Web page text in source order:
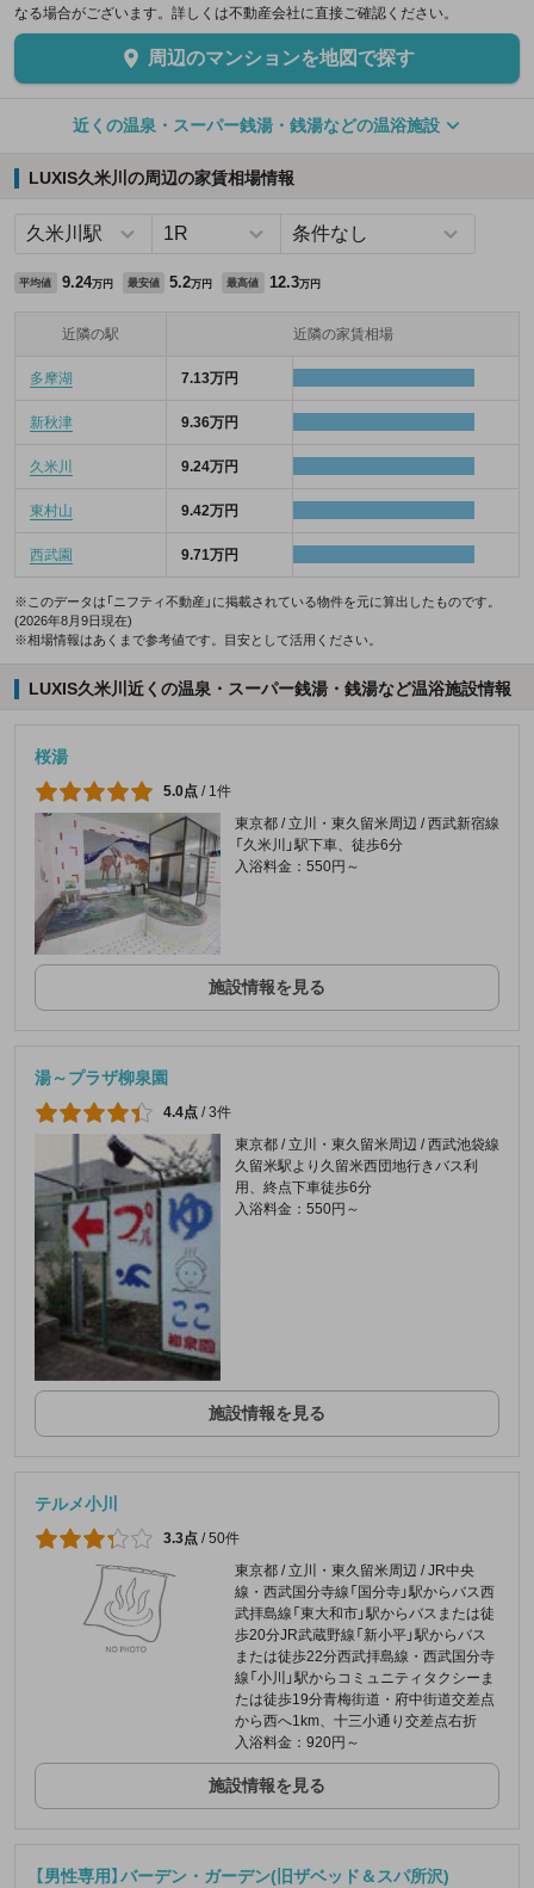
なる場合がございます。詳しくは不動産会社に直接ご確認ください。
周辺のマンションを地図で探す
近くの温泉・スーパー銭湯・銭湯などの温浴施設
LUXIS久米川の周辺の家賃相場情報
平均値 9.24万円 最安値 5.2万円 最高値 12.3万円
近隣の駅 近隣の家賃相場
多摩湖 7.13万円
新秋津 9.36万円
久米川 9.24万円
東村山 9.42万円
西武園 9.71万円
※このデータは「ニフティ不動産」に掲載されている物件を元に算出したものです。
(2026年8月9日現在)
※相場情報はあくまで参考値です。目安として活用ください。
LUXIS久米川近くの温泉・スーパー銭湯・銭湯など温浴施設情報
桜湯
5.0点 / 1件
東京都 / 立川・東久留米周辺 / 西武新宿線
「久米川」駅下車、徒歩6分
入浴料金：550円～
施設情報を見る
湯～プラザ柳泉園
4.4点 /3件
東京都 / 立川・東久留米周辺 / 西武池袋線
久留米駅より久留米西団地行きバス利
用、終点下車徒歩6分
入浴料金：550円～
施設情報を見る
テルメ小川
3.3点 /50件
東京都 / 立川・東久留米周辺 / JR中央
線・西武国分寺線「国分寺」駅からバス西
武拝島線「東大和市」駅からバスまたは徒
歩20分JR武蔵野線「新小平」駅からバス
または徒歩22分西武拝島線・西武国分寺
線「小川」駅からコミュニティタクシーま
たは徒歩19分青梅街道・府中街道交差点
から西へ1km、十三小通り交差点右折
入浴料金：920円～
施設情報を見る
【男性専用】バーデン・ガーデン(旧ザベッド＆スパ所沢)